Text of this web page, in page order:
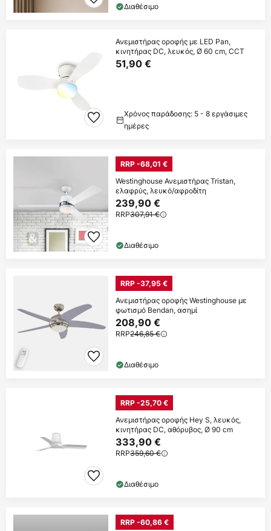
Διαθέσιμο
Ανεμιστήρας οροφής με LED Pan,
κινητήρας DC, λευκός, Ø 60 cm, CCT
51,90 €
Χρόνος παράδοσης: 5 - 8 εργάσιμες
ημέρες
RRP -68,01 €
Westinghouse Ανεμιστήρας Tristan,
ελαφρύς, λευκό/αφροδίτη
239,90 €
RRP307,91 €
Διαθέσιμο
RRP -37,95 €
Ανεμιστήρας οροφής Westinghouse με
φωτισμό Bendan, ασημί
208,90 €
RRP246,85 €
Διαθέσιμο
RRP -25,70 €
Ανεμιστήρας οροφής Hey S, λευκός,
κινητήρας DC, αθόρυβος, Ø 90 cm
333,90 €
RRP359,60 €
Διαθέσιμο
RRP -60,86 €